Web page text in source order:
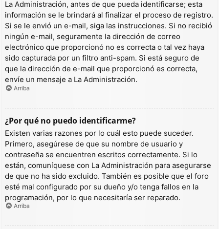
La Administración, antes de que pueda identificarse; esta
información se le brindará al finalizar el proceso de registro.
Si se le envió un e-mail, siga las instrucciones. Si no recibió
ningún e-mail, seguramente la dirección de correo
electrónico que proporcionó no es correcta o tal vez haya
sido capturada por un filtro anti-spam. Si está seguro de
que la dirección de e-mail que proporcionó es correcta,
envíe un mensaje a La Administración.
Arriba
¿Por qué no puedo identificarme?
Existen varias razones por lo cuál esto puede suceder.
Primero, asegúrese de que su nombre de usuario y
contraseña se encuentren escritos correctamente. Si lo
están, comuníquese con La Administración para asegurarse
de que no ha sido excluido. También es posible que el foro
esté mal configurado por su dueño y/o tenga fallos en la
programación, por lo que necesitaría ser reparado.
Arriba